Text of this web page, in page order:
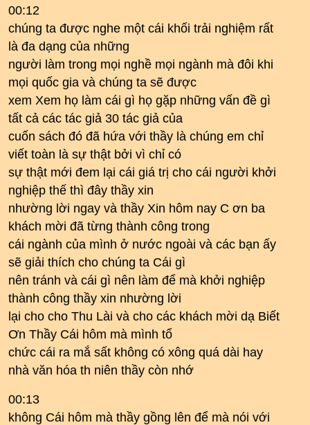
00:12
chúng ta được nghe một cái khối trải nghiệm rất
là đa dạng của những
người làm trong mọi nghề mọi ngành mà đôi khi
mọi quốc gia và chúng ta sẽ được
xem Xem họ làm cái gì họ gặp những vấn đề gì
tất cả các tác giả 30 tác giả của
cuốn sách đó đã hứa với thầy là chúng em chỉ
viết toàn là sự thật bởi vì chỉ có
sự thật mới đem lại cái giá trị cho cái người khởi
nghiệp thế thì đây thầy xin
nhường lời ngay và thầy Xin hôm nay C ơn ba
khách mời đã từng thành công trong
cái ngành của mình ở nước ngoài và các bạn ấy
sẽ giải thích cho chúng ta Cái gì
nên tránh và cái gì nên làm để mà khởi nghiệp
thành công thầy xin nhường lời
lại cho cho Thu Lài và cho các khách mời dạ Biết
Ơn Thầy Cái hôm mà mình tổ
chức cái ra mắ sất không có xông quá dài hay
nhà văn hóa th niên thầy còn nhớ
00:13
không Cái hôm mà thầy gồng lên để mà nói với